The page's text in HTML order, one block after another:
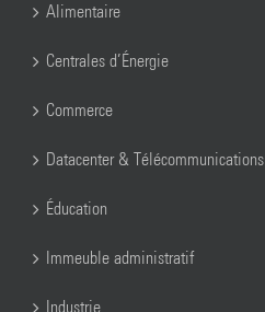
Alimentaire
Centrales d’Énergie
Commerce
Datacenter & Télécommunications
Éducation
Immeuble administratif
Industrie